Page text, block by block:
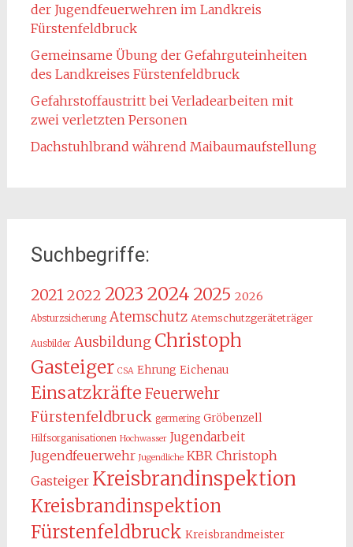
der Jugendfeuerwehren im Landkreis
Fürstenfeldbruck
Gemeinsame Übung der Gefahrguteinheiten
des Landkreises Fürstenfeldbruck
Gefahrstoffaustritt bei Verladearbeiten mit
zwei verletzten Personen
Dachstuhlbrand während Maibaumaufstellung
Suchbegriffe:
20212022 2023 2024 2025 2026
Absturzsicherung Atemschutz Atemschutzgeräteträger
Ausbilder Ausbildung Christoph
Gasteiger CSA Ehrung Eichenau
Einsatzkräfte Feuerwehr
Fürstenfeldbruck germering Gröbenzell
Hilfsorganisationen Hochwasser Jugendarbeit
Jugendfeuerwehr Jugendliche KBR Christoph
Gasteiger Kreisbrandinspektion
Kreisbrandinspektion
Fürstenfeldbruck Kreisbrandmeister